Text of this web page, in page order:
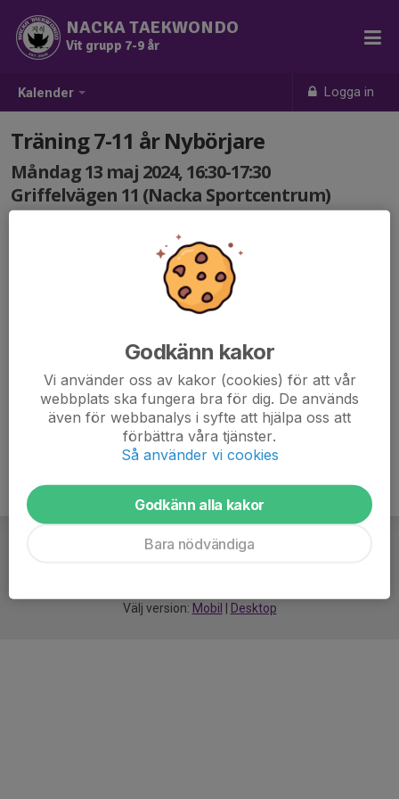
Kalender Logga in
NACKA TAEKWONDO
Vit grupp 7-9 år
Träning 7-11 år Nybörjare
Måndag 13 maj 2024, 16:30-17:30
Griffelvägen 11 (Nacka Sportcentrum)
Välj version: Mobil Desktop
Godkänn kakor
Vi använder oss av kakor (cookies) för att vår
webbplats ska fungera bra för dig. De används
även för webbanalys i syfte att hjälpa oss att
förbättra våra tjänster.
Så använder vi cookies
Godkänn alla kakor
Bara nödvändiga